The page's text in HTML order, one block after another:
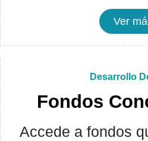
Ver
Desarrollo
Fondos
Accede a fondos